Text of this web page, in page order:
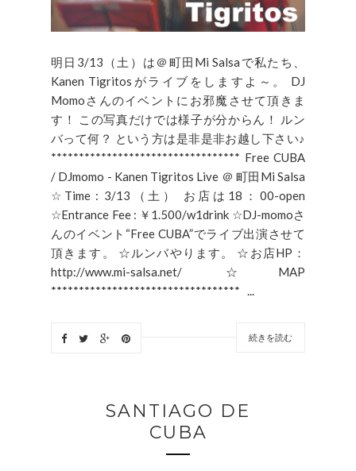
明日3/13（土）は＠町田Mi Salsaで私たち、
Kanen Tigritosがライブをしますよ～。 DJ
Momoさんのイベントにお邪魔させて頂きま
す！ この写真だけでは様子が分からん！ ルン
バって何？ という方は是非是非お越し下さい♪
********************************** Free CUBA
/ DJmomo - Kanen Tigritos Live ＠ 町田Mi Salsa
☆Time : 3/13（土） お店は18：00-open
☆Entrance Fee : ￥1.500/w1drink ☆DJ-momoさ
んのイベント“Free CUBA”でライブ出演させて
頂きます。 ☆ルンバやります。 ☆お店HP：
http://www.mi-salsa.net/ ☆MAP
********************************** ...
続きを読む
SANTIAGO DE
CUBA